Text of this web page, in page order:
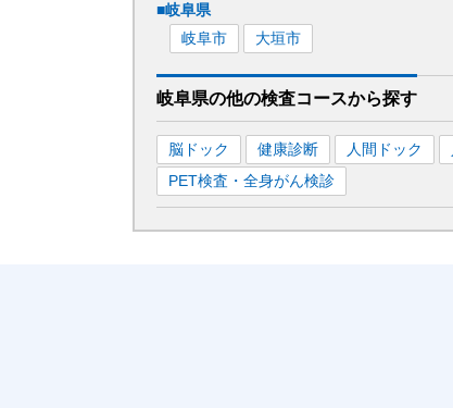
■岐阜県
岐阜市
大垣市
岐阜県の他の検査コースから探す
脳ドック 健康診断 人間ドック
PET検査・全身がん検診